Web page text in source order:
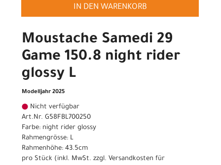
IN DEN WARENKORB
Moustache Samedi 29
Game 150.8 night rider
glossy L
Modelljahr 2025
Nicht verfügbar
Art.Nr. G58FBL700250
Farbe: night rider glossy
Rahmengrösse: L
Rahmenhöhe: 43.5cm
pro Stück (inkl. MwSt. zzgl. Versandkosten für